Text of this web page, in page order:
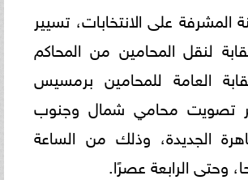
المشرفة على الانتخابات، تسيير
لنقل المحامين من المحاكم
العامة للمحامين برمسيس
تصويت محامي شمال وجنوب
الجديدة، وذلك من الساعة
وحتى الرابعة عصرًا.